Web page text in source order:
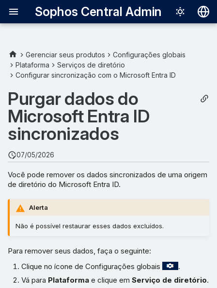
Sophos Central Admin
English
Español
中文（繁體）
Gerenciar seus produtos
Configurações globais
Plataforma
Serviços de diretório
Configurar sincronização com o Microsoft Entra ID
Purgar dados do
Microsoft Entra ID
sincronizados
07/05/2026
Você pode remover os dados sincronizados de uma origem
de diretório do Microsoft Entra ID.
Alerta
Não é possível restaurar esses dados excluídos.
Para remover seus dados, faça o seguinte:
Clique no ícone de Configurações globais
.
Vá para Plataforma e clique emServiço de diretório.